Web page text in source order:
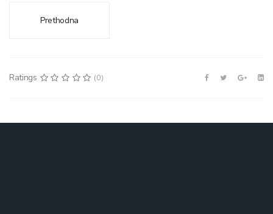
Prethodna
Ratings (0)